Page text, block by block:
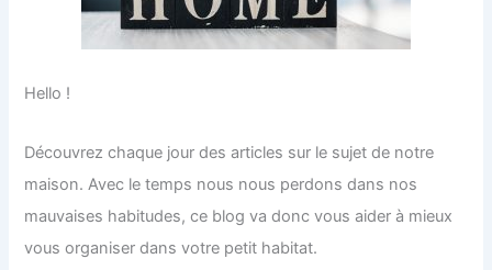
Hello !
Découvrez chaque jour des articles sur le sujet de notre
maison. Avec le temps nous nous perdons dans nos
mauvaises habitudes, ce blog va donc vous aider à mieux
vous organiser dans votre petit habitat.